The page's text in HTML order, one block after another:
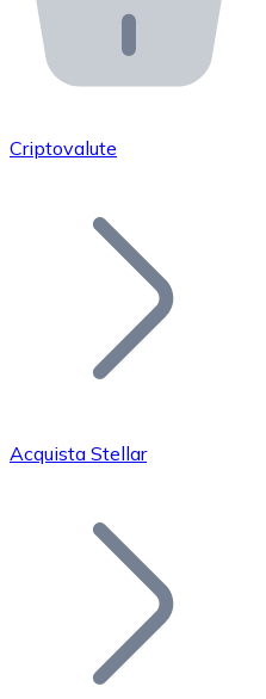
API Bitnovo
Integra la nostra API
Unisciti alla nostra rete
Aggiungi il token del
Bitcoin
Criptovalute
Acquista Stellar